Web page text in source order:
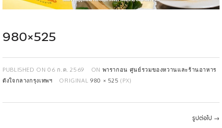
980×525
PUBLISHED ON06 ก.ค. 2569 ON พารากอน ศูนย์รวมของหวานและร้านอาหาร
ดังใจกลางกรุงเทพฯ
ORIGINAL980 × 525 (PX)
รูปต่อไป →